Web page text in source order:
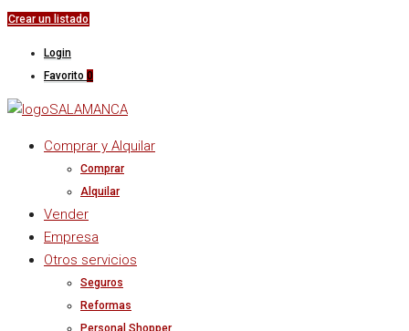
Crear un listado
Login
Favorito 0
Comprar y Alquilar
Comprar
Alquilar
Vender
Empresa
Otros servicios
Seguros
Reformas
Personal Shopper